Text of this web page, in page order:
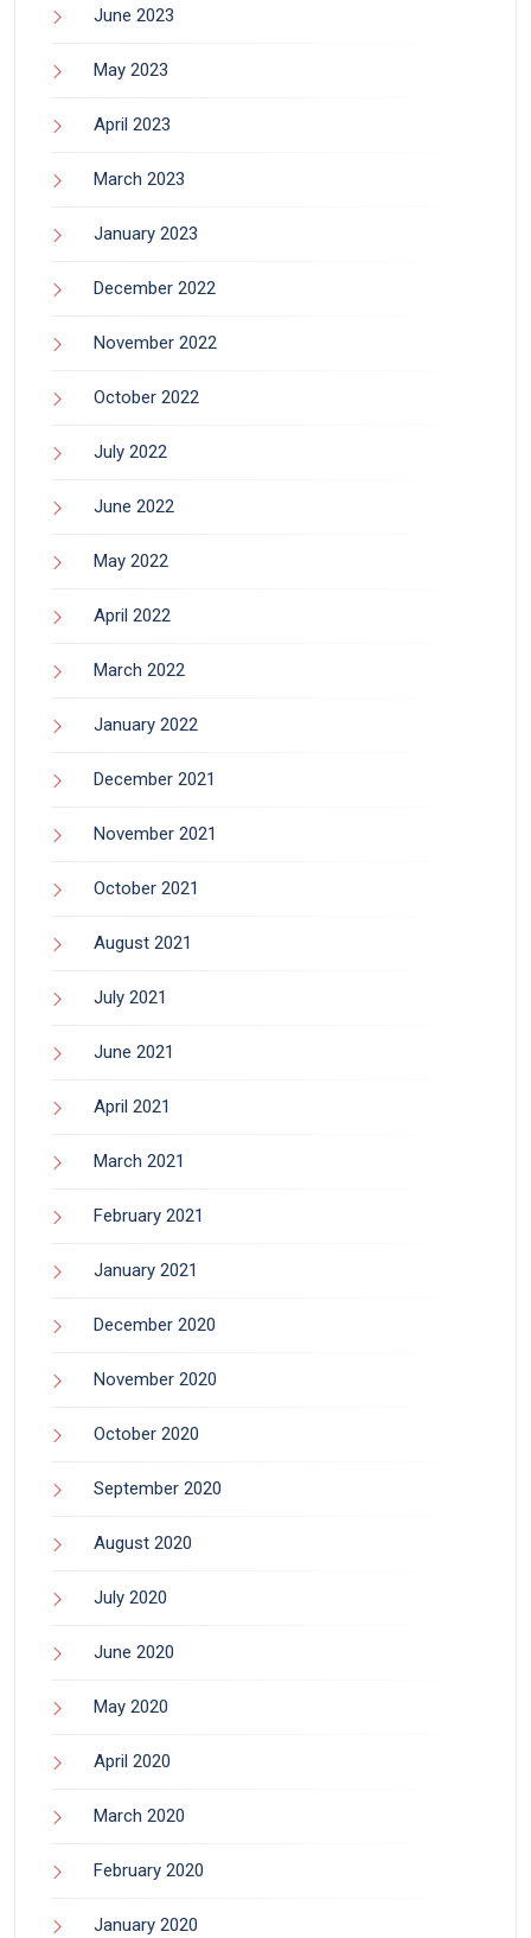
June 2023
May 2023
April 2023
March 2023
January 2023
December 2022
November 2022
October 2022
July 2022
June 2022
May 2022
April 2022
March 2022
January 2022
December 2021
November 2021
October 2021
August 2021
July 2021
June 2021
April 2021
March 2021
February 2021
January 2021
December 2020
November 2020
October 2020
September 2020
August 2020
July 2020
June 2020
May 2020
April 2020
March 2020
February 2020
January 2020